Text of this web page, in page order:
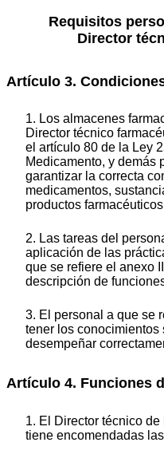
Requisitos
Director
Artículo 3.
1. Los almacenes
Director técnico
el artículo 80 de la Ley
Medicamento, y demás
garantizar la correcta
medicamentos,
productos
2. Las tareas del
aplicación de las
que se refiere el anexo
descripción de
3. El personal a que se
tener los
desempeñar
Artículo 4. Funciones
1. El Director técnico
tiene encomendadas